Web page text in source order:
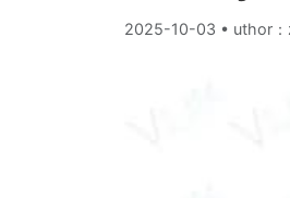
2025-10-03 • uthor：